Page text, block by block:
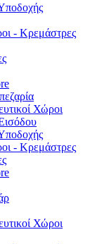
- Κρεμάστρες
Χώροι
- Κρεμάστρες
Χώροι